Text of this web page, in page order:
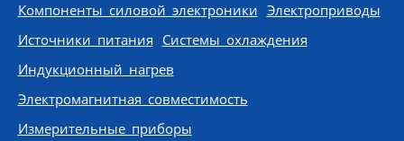
Компоненты силовой электроники Электроприводы
Источники питания Системы охлаждения
Индукционный нагрев
Электромагнитная совместимость
Измерительные приборы